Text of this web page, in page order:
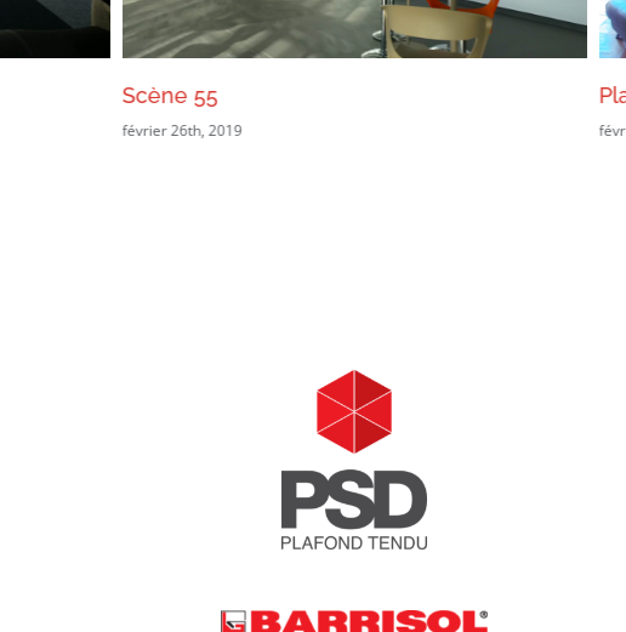
Scène 55
février 26th, 2019